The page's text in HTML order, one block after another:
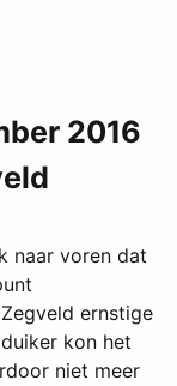
2016
naar voren dat
ernstige
kon het
niet meer